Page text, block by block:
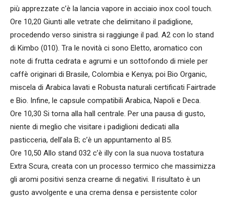
più apprezzate c’è la lancia vapore in acciaio inox cool touch.
Ore 10,20 Giunti alle vetrate che delimitano il padiglione,
procedendo verso sinistra si raggiunge il pad. A2 con lo stand
di Kimbo (010). Tra le novità ci sono Eletto, aromatico con
note di frutta cedrata e agrumi e un sottofondo di miele per
caffè originari di Brasile, Colombia e Kenya; poi Bio Organic,
miscela di Arabica lavati e Robusta naturali certificati Fairtrade
e Bio. Infine, le capsule compatibili Arabica, Napoli e Deca.
Ore 10,30 Si torna alla hall centrale. Per una pausa di gusto,
niente di meglio che visitare i padiglioni dedicati alla
pasticceria, dell’ala B; c’è un appuntamento al B5.
Ore 10,50 Allo stand 032 c’è illy con la sua nuova tostatura
Extra Scura, creata con un processo termico che massimizza
gli aromi positivi senza crearne di negativi. Il risultato è un
gusto avvolgente e una crema densa e persistente color